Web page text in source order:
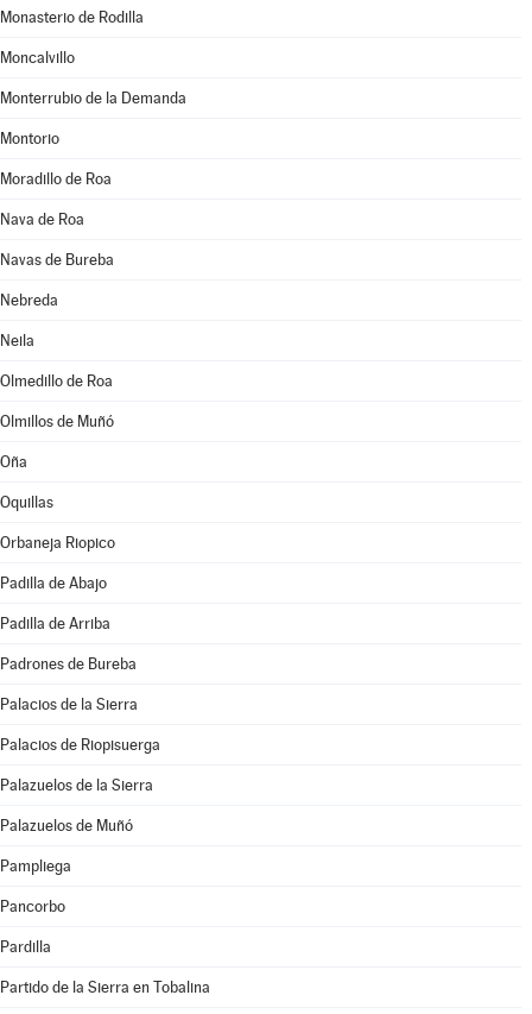
Monasterio de Rodilla
Moncalvillo
Monterrubio de la Demanda
Montorio
Moradillo de Roa
Nava de Roa
Navas de Bureba
Nebreda
Neila
Olmedillo de Roa
Olmillos de Muñó
Oña
Oquillas
Orbaneja Riopico
Padilla de Abajo
Padilla de Arriba
Padrones de Bureba
Palacios de la Sierra
Palacios de Riopisuerga
Palazuelos de la Sierra
Palazuelos de Muñó
Pampliega
Pancorbo
Pardilla
Partido de la Sierra en Tobalina